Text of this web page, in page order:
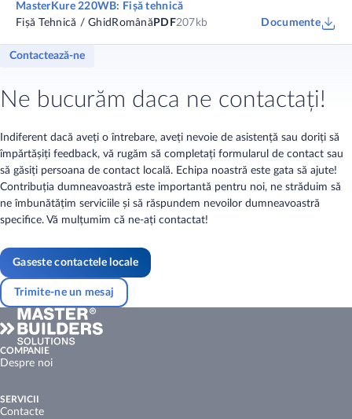
MasterKure 220WB: Fișă tehnică
Fișă Tehnică / Ghid Română PDF207kb Documente
Contactează-ne
Ne bucurăm daca ne contactați!
Indiferent dacă aveți o întrebare, aveți nevoie de asistență sau doriți să
împărtășiți feedback, vă rugăm să completați formularul de contact sau
să găsiți persoana de contact locală. Echipa noastră este gata să ajute!
Contribuția dumneavoastră este importantă pentru noi, ne străduim să
ne îmbunătățim serviciile și să răspundem nevoilor dumneavoastră
specifice. Vă mulțumim că ne-ați contactat!
Gaseste contactele locale
Trimite-ne un mesaj
COMPANIE
Despre noi
SERVICII
Contacte